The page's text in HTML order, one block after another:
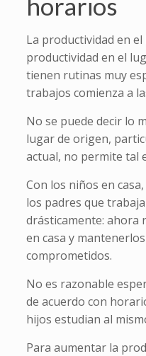
La productividad en
productividad en el
tienen rutinas muy
trabajos comienza a
No se puede decir lo
lugar de origen,
actual, no permite tal
Con los niños en
los padres que
drásticamente: ahora
en casa y
comprometidos.
No es razonable
de acuerdo con
hijos estudian al
Para aumentar la